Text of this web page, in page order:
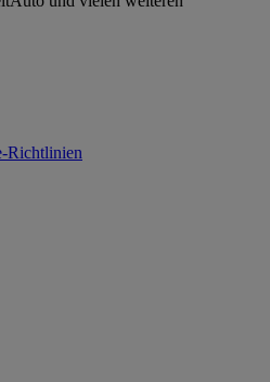
Richtlinien